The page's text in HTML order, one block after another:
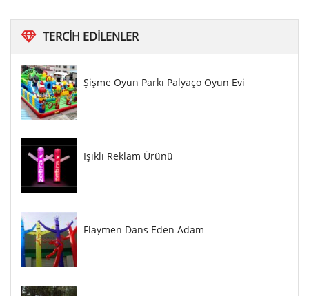
TERCIH EDILENLER
Şişme Oyun Parkı Palyaço Oyun Evi
Işıklı Reklam Ürünü
Flaymen Dans Eden Adam